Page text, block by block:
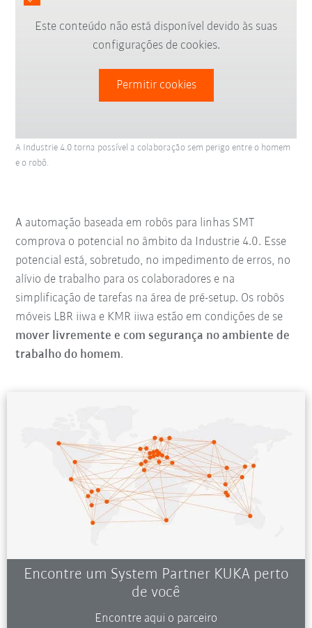
Este conteúdo não está disponível devido às suas
configurações de cookies.
Permitir cookies
A Industrie 4.0 torna possível a colaboração sem perigo entre o homem
e o robô.
A automação baseada em robôs para linhas SMT
comprova o potencial no âmbito da Industrie 4.0. Esse
potencial está, sobretudo, no impedimento de erros, no
alívio de trabalho para os colaboradores e na
simplificação de tarefas na área de pré-setup. Os robôs
móveis LBR iiwa e KMR iiwa estão em condições de se
mover livremente e com segurança no ambiente de
trabalho do homem.
Encontre um System Partner KUKA perto
de você
Encontre aqui o parceiro